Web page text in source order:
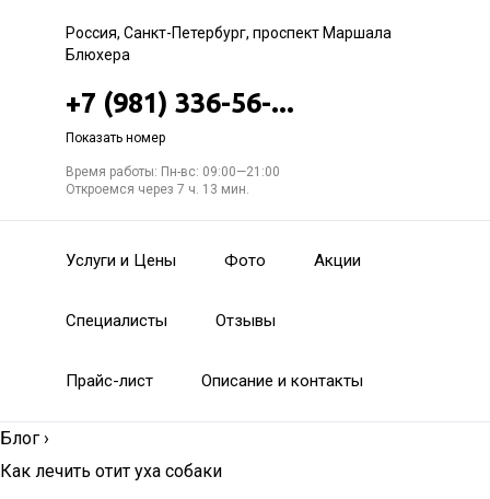
Россия, Санкт-Петербург, проспект Маршала
Блюхера
+7 (981) 336-56-...
Показать номер
Время работы: Пн-вс: 09:00—21:00
Откроемся через 7 ч. 13 мин.
Услуги и Цены Фото Акции
Специалисты Отзывы
Прайс-лист Описание и контакты
Блог ›
Как лечить отит уха собаки